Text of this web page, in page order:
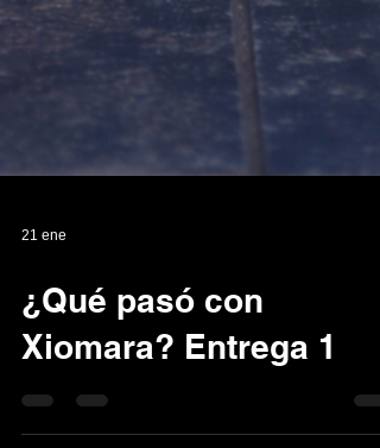
21 ene
¿Qué pasó con
Xiomara? Entrega 1